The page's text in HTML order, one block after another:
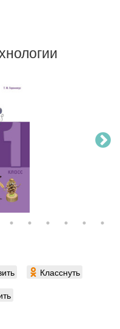
Класснуть